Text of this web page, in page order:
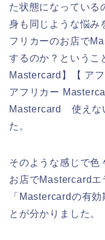
た状態になっている
身も同じような悩み
フリカーのお店で
するのか？というこ
Mastercard】【 ア
アフリカー
Mastercard 使えな
た。
そのような感じで色
お店でMastercardエ
「Mastercardの有
とが分かりました。